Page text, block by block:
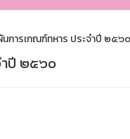
การเกณฑ์ทหาร ประจำปี ๒๕๖๐
ำปี ๒๕๖๐